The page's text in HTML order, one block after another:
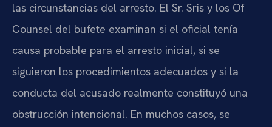
las circunstancias del arresto. El Sr. Sris y los Of
Counsel del bufete examinan si el oficial tenía
causa probable para el arresto inicial, si se
siguieron los procedimientos adecuados y si la
conducta del acusado realmente constituyó una
obstrucción intencional. En muchos casos, se